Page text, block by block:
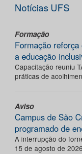
Notícias UFS
Formação
Formação
a educação
Capacitação reuniu
práticas de
Aviso
Campus de São
programado de
A interrupção do
15 de agosto de 2026